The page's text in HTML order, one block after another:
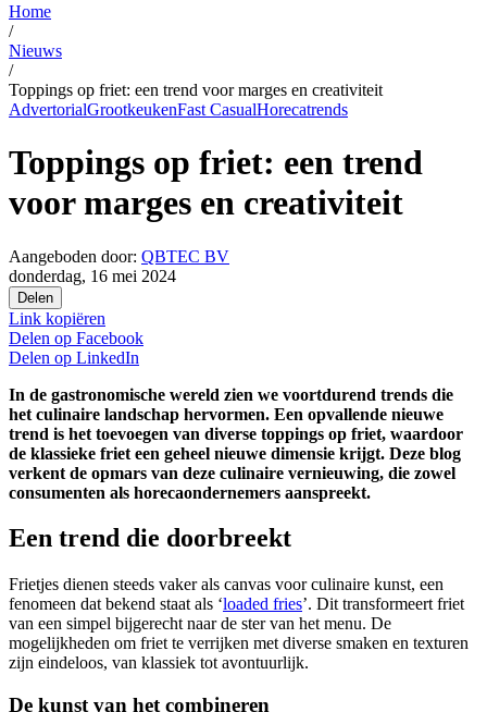
Home
/
Nieuws
/
Toppings op friet: een trend voor marges en creativiteit
AdvertorialGrootkeukenFast CasualHorecatrends
Toppings op friet: een trend
voor marges en creativiteit
Aangeboden door: QBTEC BV
donderdag, 16 mei 2024
Delen
Link kopiëren
Delen op Facebook
Delen op LinkedIn
In de gastronomische wereld zien we voortdurend trends die
het culinaire landschap hervormen. Een opvallende nieuwe
trend is het toevoegen van diverse toppings op friet, waardoor
de klassieke friet een geheel nieuwe dimensie krijgt. Deze blog
verkent de opmars van deze culinaire vernieuwing, die zowel
consumenten als horecaondernemers aanspreekt.
Een trend die doorbreekt
Frietjes dienen steeds vaker als canvas voor culinaire kunst, een
fenomeen dat bekend staat als ‘loaded fries’. Dit transformeert friet
van een simpel bijgerecht naar de ster van het menu. De
mogelijkheden om friet te verrijken met diverse smaken en texturen
zijn eindeloos, van klassiek tot avontuurlijk.
De kunst van het combineren